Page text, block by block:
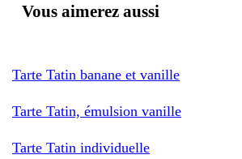
Vous aimerez aussi
Tarte Tatin banane et vanille
Tarte Tatin, émulsion vanille
Tarte Tatin individuelle